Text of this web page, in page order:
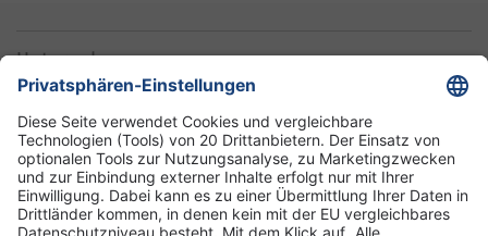
Unternehmen
Informationen
Standorte